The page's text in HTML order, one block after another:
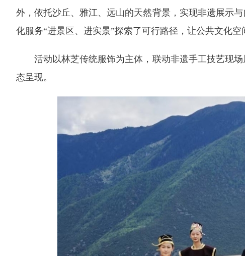
外，依托沙丘、雅江、远山的天然背景，实现非遗展示
化服务“进景区、进实景”探索了可行路径，让公共文化
活动以林芝传统服饰为主体，联动非遗手工技艺现场
态呈现。